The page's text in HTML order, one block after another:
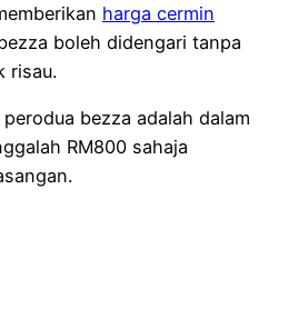
harga cermin
boleh didengari tanpa
risau.
bezza adalah dalam
RM800 sahaja